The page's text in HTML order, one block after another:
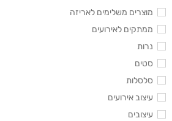
מוצרים משלימים לאריזה
ממתקים לאירועים
נרות
סטים
סלסלות
עיצוב אירועים
עיצובים